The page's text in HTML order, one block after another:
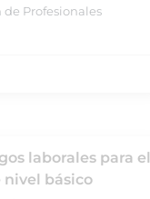
Profesionales
laborales para el
nivel básico